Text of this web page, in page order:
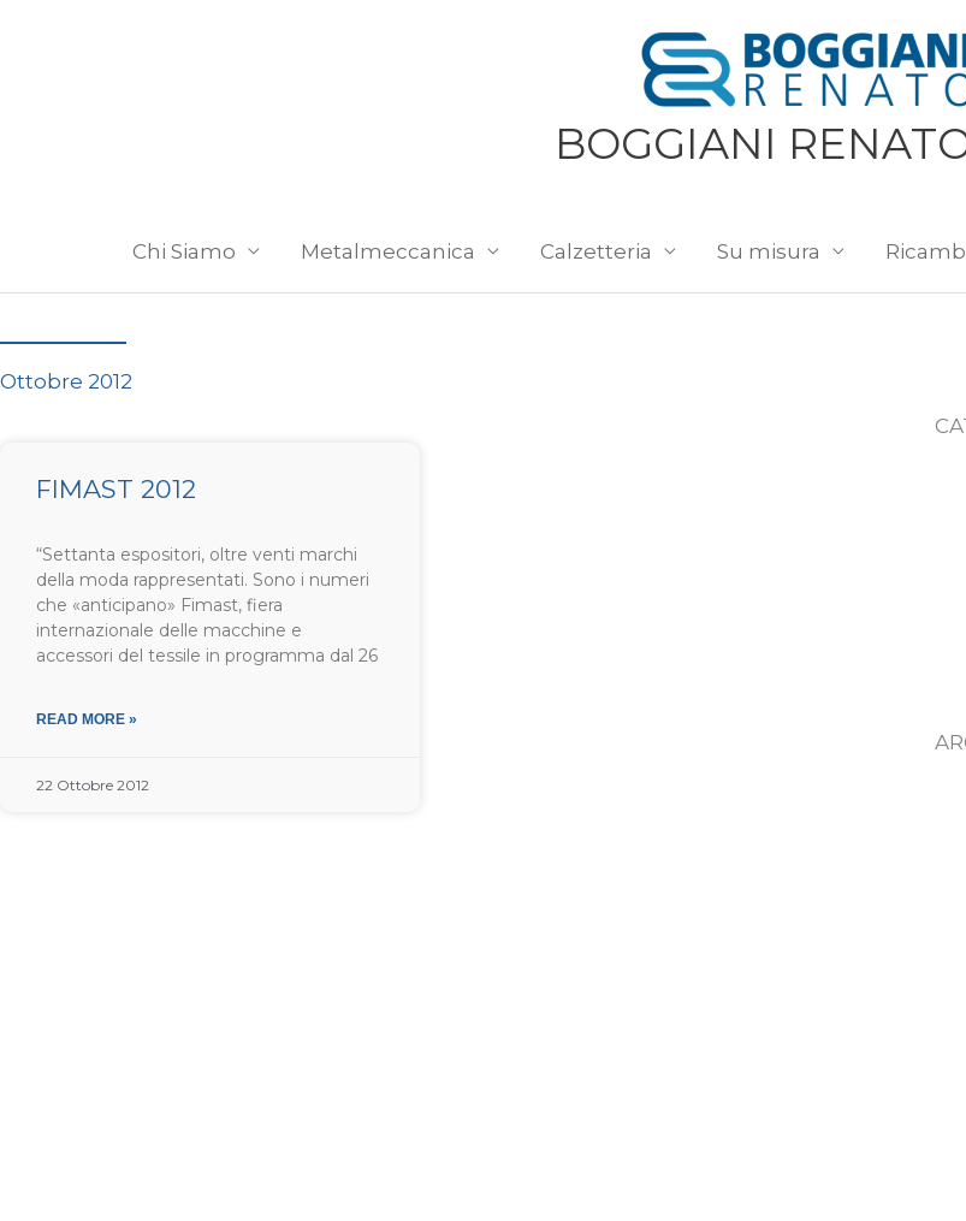
BOGGIANI
Chi Siamo Metalmeccanica Calzetteria Su misura
Ottobre 2012
FIMAST 2012
“Settanta espositori, oltre venti marchi
della moda rappresentati. Sono i numeri
che «anticipano» Fimast, fiera
internazionale delle macchine e
accessori del tessile in programma dal 26
READ MORE »
22 Ottobre 2012